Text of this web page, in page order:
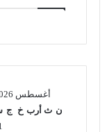
أغسطس 2026
ن ث أرب خ ج